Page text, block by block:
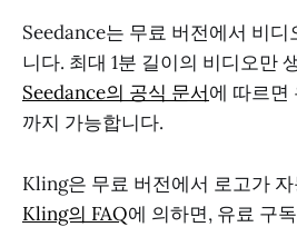
Seedance는 무료 버전에서 비
니다. 최대 1분 길이의 비디오만
Seedance의 공식 문서에 따르면
까지 가능합니다.
Kling은 무료 버전에서 로고가
Kling의 FAQ에 의하면, 유료 구